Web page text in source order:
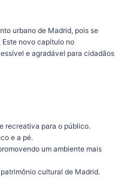
urbano de Madrid, pois se
novo capítulo no
e agradável para cidadãos
recreativa para o público.
e a pé.
um ambiente mais
cultural de Madrid.